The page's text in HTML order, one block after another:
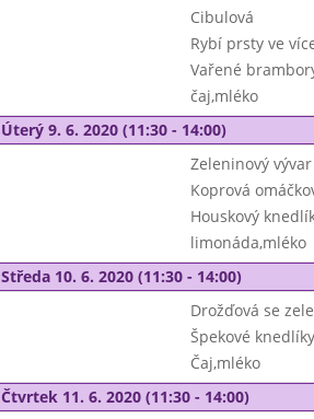
Cibulová
Rybí prsty ve
Vařené
čaj,mléko
Úterý 9. 6. 2020 (11:30 - 14:00)
Zeleninový
Koprová
Houskový
limonáda,mléko
Středa 10. 6. 2020 (11:30 - 14:00)
Drožďová se
Špekové
Čaj,mléko
Čtvrtek 11. 6. 2020 (11:30 - 14:00)